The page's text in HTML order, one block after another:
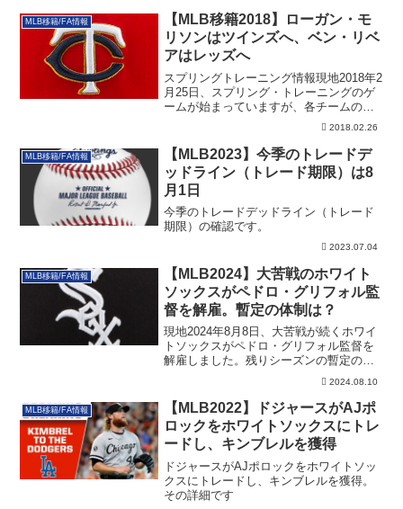
MLB移籍/FA情報
【MLB移籍2018】ローガン・モ
リソンはツインズへ、ベン・リベ
アはレッズへ
スプリングトレーニング情報現地2018年2
月25日、スプリング・トレーニングのゲ
ームが始まっていますが、各チームのエ
2018.02.26
MLB移籍/FA情報
【MLB2023】今季のトレードデ
ッドライン（トレード期限）は8
月1日
今季のトレードデッドライン（トレード
期限）の確認です。
2023.07.04
MLB移籍/FA情報
【MLB2024】大苦戦のホワイト
ソックスがペドロ・グリフォル監
督を解雇。暫定の体制は？
現地2024年8月8日、大苦戦が続くホワイ
トソックスがペドロ・グリフォル監督を
解雇しました。残りシーズンの暫定の体
2024.08.10
MLB移籍/FA情報
【MLB2022】ドジャースがAJポ
ロックをホワイトソックスにトレ
ードし、キンブレルを獲得
ドジャースがAJポロックをホワイトソッ
クスにトレードし、キンブレルを獲得。
その詳細です